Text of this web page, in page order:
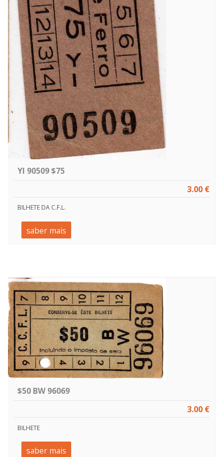
YI 90509 $75
3.00 €
BILHETE DA C.F.L.
saber mais
$50 BW 96069
3.00 €
BILHETE
saber mais